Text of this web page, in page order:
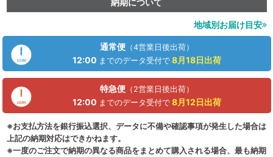
地域別お届け目安
通常便 （4営業日後出荷）
12:00 までのデータ受付で 8月18日出荷
特急便 （2営業日後出荷）
12:00 までのデータ受付で 8月12日 出荷
※お支払方法を銀行振込選択、データに不備や確認事項が発生した場合は
上記の納期対応はできかねます。
※一度のご注文で納期の異なる商品をまとめて購入される場合、最も納期